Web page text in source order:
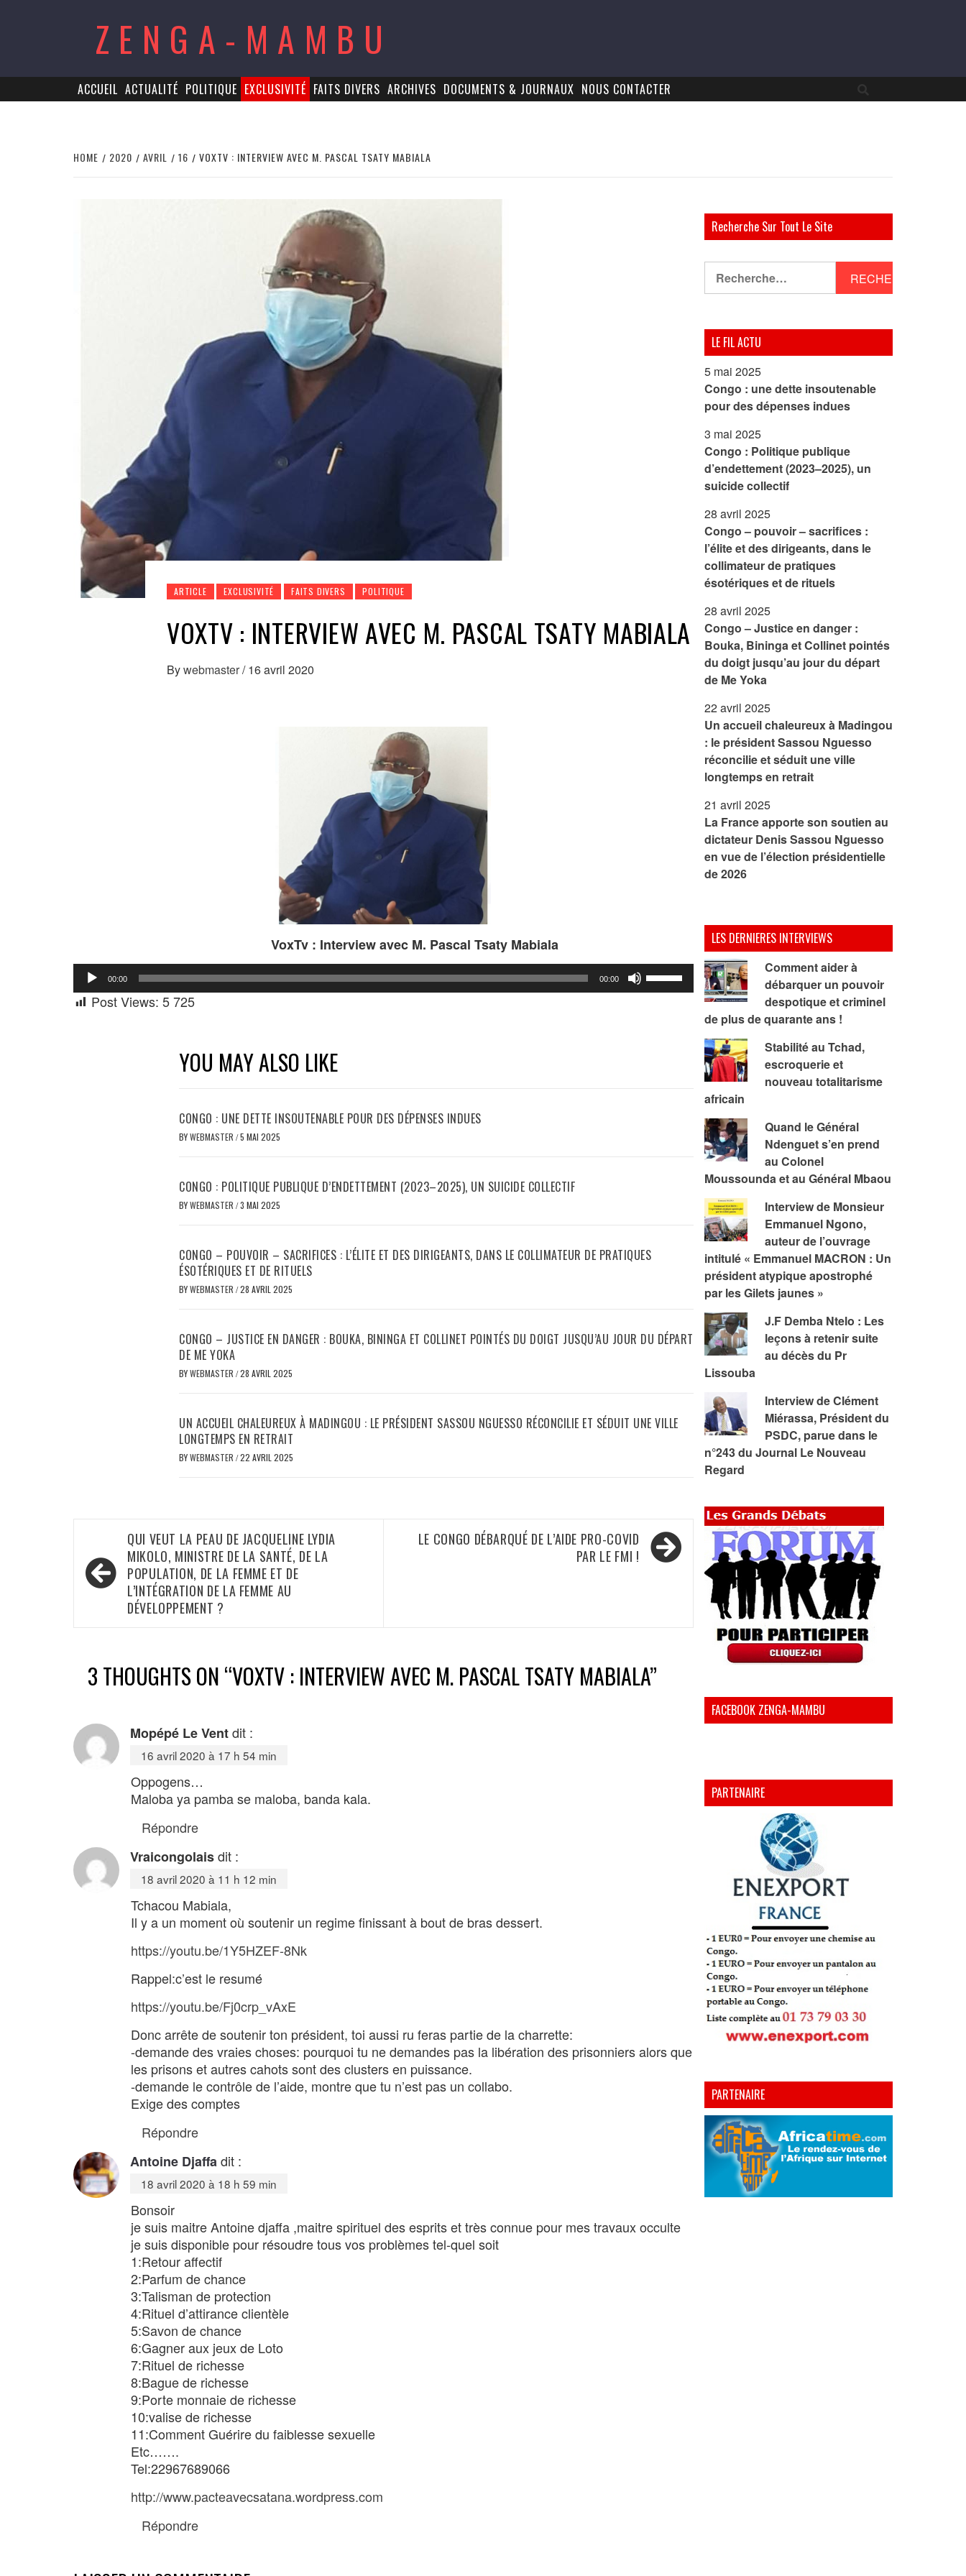
ZENGA-MAMBU
ACCUEIL ACTUALITÉ POLITIQUE EXCLUSIVITÉ FAITS DIVERS ARCHIVES DOCUMENTS & JOURNAUX NOUS CONTACTER
HOME 2020 AVRIL 16 VOXTV : INTERVIEW AVEC M. PASCAL TSATY MABIALA
ARTICLE EXCLUSIVITÉ FAITS DIVERS POLITIQUE
VOXTV : INTERVIEW AVEC M. PASCAL TSATY MABIALA
Bywebmaster/ 16 avril 2020
VoxTv : Interview avec M. Pascal Tsaty Mabiala
Lecteur
audio
00:00 00:00
augmenter
Post Views: 5 725
YOU MAY ALSO LIKE
CONGO : UNE DETTE INSOUTENABLE POUR DES DÉPENSES INDUES
BYWEBMASTER /5 MAI 2025
CONGO : POLITIQUE PUBLIQUE D’ENDETTEMENT (2023–2025), UN SUICIDE COLLECTIF
BYWEBMASTER /3 MAI 2025
CONGO – POUVOIR – SACRIFICES : L’ÉLITE ET DES DIRIGEANTS, DANS LE COLLIMATEUR DE PRATIQUES
ÉSOTÉRIQUES ET DE RITUELS
BYWEBMASTER /28 AVRIL 2025
CONGO – JUSTICE EN DANGER : BOUKA, BININGA ET COLLINET POINTÉS DU DOIGT JUSQU’AU JOUR DU DÉPART
DE ME YOKA
BYWEBMASTER /28 AVRIL 2025
UN ACCUEIL CHALEUREUX À MADINGOU : LE PRÉSIDENT SASSOU NGUESSO RÉCONCILIE ET SÉDUIT UNE VILLE
LONGTEMPS EN RETRAIT
BYWEBMASTER /22 AVRIL 2025
Navigation
de
l’article
QUI VEUT LA PEAU DE JACQUELINE LYDIA
MIKOLO, MINISTRE DE LA SANTÉ, DE LA
POPULATION, DE LA FEMME ET DE
L’INTÉGRATION DE LA FEMME AU
DÉVELOPPEMENT ?
LE CONGO DÉBARQUÉ DE L’AIDE PRO-COVID
PAR LE FMI !
3 THOUGHTS ON “VOXTV : INTERVIEW AVEC M. PASCAL TSATY MABIALA”
Mopépé Le Ventdit :
16 avril 2020 à 17 h 54 min
Oppogens…
Maloba ya pamba se maloba, banda kala.
Répondre
Vraicongolaisdit :
18 avril 2020 à 11 h 12 min
Tchacou Mabiala,
Il y a un moment où soutenir un regime finissant à bout de bras dessert.
https://youtu.be/1Y5HZEF-8Nk
Rappel:c’est le resumé
https://youtu.be/Fj0crp_vAxE
Donc arrête de soutenir ton président, toi aussi ru feras partie de la charrette:
-demande des vraies choses: pourquoi tu ne demandes pas la libération des prisonniers alors que
les prisons et autres cahots sont des clusters en puissance.
-demande le contrôle de l’aide, montre que tu n’est pas un collabo.
Exige des comptes
Répondre
Antoine Djaffadit :
18 avril 2020 à 18 h 59 min
Bonsoir
je suis maitre Antoine djaffa ,maitre spirituel des esprits et très connue pour mes travaux occulte
je suis disponible pour résoudre tous vos problèmes tel-quel soit
1:Retour affectif
2:Parfum de chance
3:Talisman de protection
4:Rituel d’attirance clientèle
5:Savon de chance
6:Gagner aux jeux de Loto
7:Rituel de richesse
8:Bague de richesse
9:Porte monnaie de richesse
10:valise de richesse
11:Comment Guérire du faiblesse sexuelle
Etc…….
Tel:22967689066
http://www.pacteavecsatana.wordpress.com
Répondre
Recherche Sur Tout Le Site
LE FIL ACTU
5 mai 2025
Congo : une dette insoutenable
pour des dépenses indues
3 mai 2025
Congo : Politique publique
d’endettement (2023–2025), un
suicide collectif
28 avril 2025
Congo – pouvoir – sacrifices :
l’élite et des dirigeants, dans le
collimateur de pratiques
ésotériques et de rituels
28 avril 2025
Congo – Justice en danger :
Bouka, Bininga et Collinet pointés
du doigt jusqu’au jour du départ
de Me Yoka
22 avril 2025
Un accueil chaleureux à Madingou
: le président Sassou Nguesso
réconcilie et séduit une ville
longtemps en retrait
21 avril 2025
La France apporte son soutien au
dictateur Denis Sassou Nguesso
en vue de l’élection présidentielle
de 2026
LES DERNIERES INTERVIEWS
Comment aider à
débarquer un pouvoir
despotique et criminel
de plus de quarante ans !
Stabilité au Tchad,
escroquerie et
nouveau totalitarisme
africain
Quand le Général
Ndenguet s’en prend
au Colonel
Moussounda et au Général Mbaou
Interview de Monsieur
Emmanuel Ngono,
auteur de l’ouvrage
intitulé « Emmanuel MACRON : Un
président atypique apostrophé
par les Gilets jaunes »
J.F Demba Ntelo : Les
leçons à retenir suite
au décès du Pr
Lissouba
Interview de Clément
Miérassa, Président du
PSDC, parue dans le
n°243 du Journal Le Nouveau
Regard
FACEBOOK ZENGA-MAMBU
PARTENAIRE
PARTENAIRE